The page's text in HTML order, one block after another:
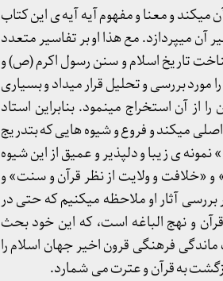
و معنا و مفهوم آیه آیه ی این کتاب
میپردازد. مع هذا او بر تفاسیر متعدد
تاریخ اسلام و سنن رسول اکرم (ص) و
مورد بررسی و تحلیل قرار میداد و بسیاری
از آن استخراج مینمود. بنابراین استاد
میکند و فروع و شیوه هایی که بتدریج
ی زیبا و دلپذیر و عمیق از این شیوه
و «خلافت و ولایت از نظر قرآن و سنت» و
آثار او ملاحظه میکنیم که حتی در
و نهج الباغه است، که این خود بحث
فرهنگی قرون اخیر جهان اسلام را
به قرآن و عترت می شمارد.